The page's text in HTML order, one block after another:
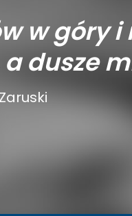
w góry i
dusze